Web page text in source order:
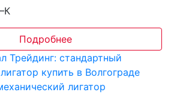
Подробнее
лигатор